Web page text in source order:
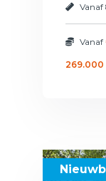
Vanaf
Vanaf
269.000